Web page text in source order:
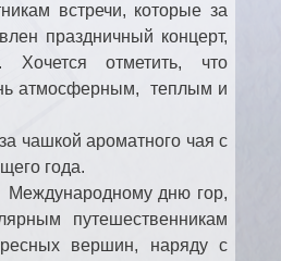
встречи, которые за
праздничный концерт,
Хочется отметить, что
атмосферным, теплым и
чашкой ароматного чая с
года.
Международному дню гор,
путешественникам
вершин, наряду с